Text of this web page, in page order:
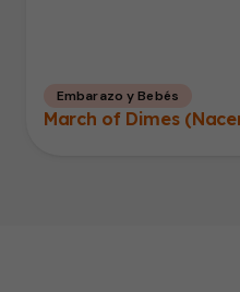
Embarazo y Bebés
March of Dimes